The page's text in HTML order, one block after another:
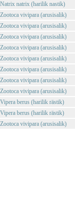
Natrix natrix (harilik nastik)
Zootoca vivipara (arusisalik)
Zootoca vivipara (arusisalik)
Zootoca vivipara (arusisalik)
Zootoca vivipara (arusisalik)
Zootoca vivipara (arusisalik)
Zootoca vivipara (arusisalik)
Zootoca vivipara (arusisalik)
Zootoca vivipara (arusisalik)
Vipera berus (harilik rästik)
Vipera berus (harilik rästik)
Zootoca vivipara (arusisalik)